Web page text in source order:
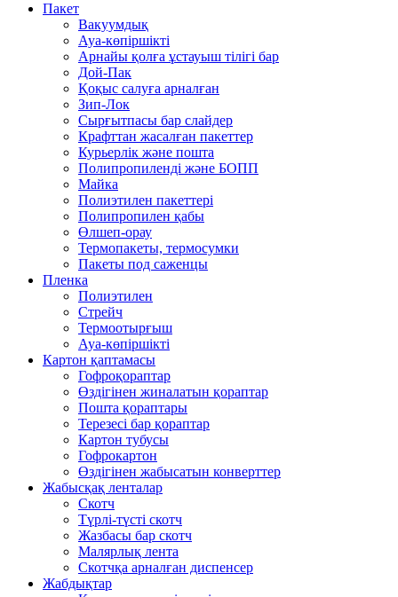
Пакет
Вакуумдық
Ауа-көпіршікті
Арнайы қолға ұстауыш тілігі бар
Дой-Пак
Қоқыс салуға арналған
Зип-Лок
Сырғытпасы бар слайдер
Крафттан жасалған пакеттер
Курьерлік және пошта
Полипропиленді және БОПП
Майка
Полиэтилен пакеттері
Полипропилен қабы
Өлшеп-орау
Термопакеты, термосумки
Пакеты под саженцы
Пленка
Полиэтилен
Стрейч
Термоотырғыш
Ауа-көпіршікті
Картон қаптамасы
Гофроқораптар
Өздігінен жиналатын қораптар
Пошта қораптары
Терезесі бар қораптар
Картон тубусы
Гофрокартон
Өздігінен жабысатын конверттер
Жабысқақ ленталар
Скотч
Түрлі-түсті скотч
Жазбасы бар скотч
Малярлық лента
Скотчқа арналған диспенсер
Жабдықтар